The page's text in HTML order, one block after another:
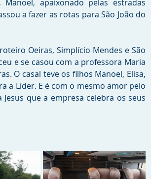
apaixonado pelas estradas
a fazer as rotas para São João do
Oeiras, Simplício Mendes e São
e se casou com a professora Maria
O casal teve os filhos Manoel, Elisa,
a Líder. E é com o mesmo amor pelo
que a empresa celebra os seus